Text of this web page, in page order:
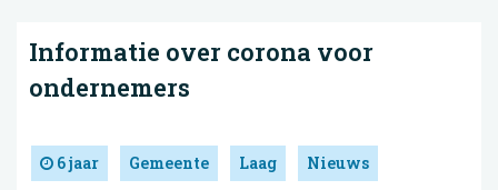
Informatie over corona voor
ondernemers
6 jaar Gemeente Laag Nieuws